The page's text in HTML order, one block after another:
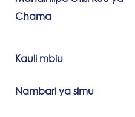
Chama
Kauli mbiu
Nambari ya simu